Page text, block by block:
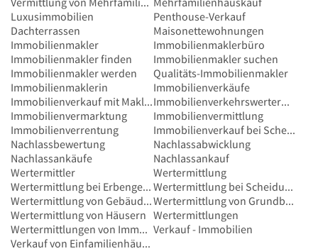
Luxusimmobilien
Penthouse-Verkauf
Dachterrassen
Maisonettewohnungen
Immobilienmakler
Immobilienmaklerbüro
Immobilienmakler finden
Immobilienmakler suchen
Immobilienmakler werden
Qualitäts-Immobilienmakler
Immobilienmaklerin
Immobilienverkäufe
Immobilienverkauf mit Makler
Immobilienverkehrswertermittlung
Immobilienvermarktung
Immobilienvermittlung
Immobilienverrentung
Immobilienverkauf bei Scheidung
Nachlassbewertung
Nachlassabwicklung
Nachlassankäufe
Nachlassankauf
Wertermittler
Wertermittlung
Wertermittlung bei Erbengemeinschaft
Wertermittlung bei Scheidung
Wertermittlung von Gebäuden
Wertermittlung von Grundbesitz
Wertermittlung von Häusern Wertermittlungen
Wertermittlungen von Immobilien Verkauf - Immobilien
Verkauf von Einfamilienhäusern